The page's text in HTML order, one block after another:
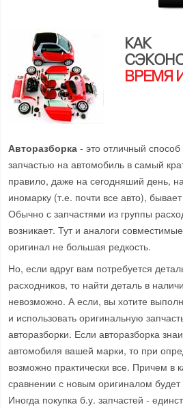
КАК
ВРЕМЯ
Авторазборка - это отличный
запчастью на автомобиль в самый
правило, даже на сегодняший день,
иномарку (т.е. почти все авто),
Обычно с запчастями из группы
возникает. Тут и аналоги
оригинал не большая редкость.
Но, если вдруг вам потребуется
расходников, то найти деталь в
невозможно. А если, вы хотите
и использовать оригинальную
авторазборки. Если авторазборка
автомобиля вашей марки, то при
возможно практически все. Причем в
сравнении с новым оригиналом будет
Иногда покупка б.у. запчастей -